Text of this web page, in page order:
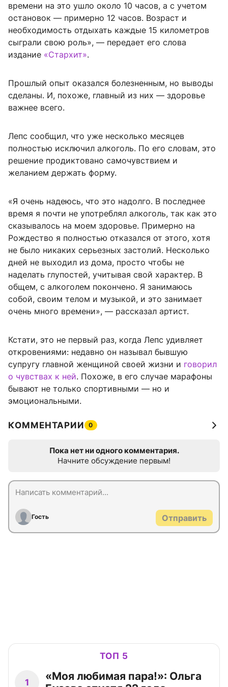
времени на это ушло около 10 часов, а с учетом
остановок — примерно 12 часов. Возраст и
необходимость отдыхать каждые 15 километров
сыграли свою роль», — передает его слова
издание «Стархит».
Прошлый опыт оказался болезненным, но выводы
сделаны. И, похоже, главный из них — здоровье
важнее всего.
Лепс сообщил, что уже несколько месяцев
полностью исключил алкоголь. По его словам, это
решение продиктовано самочувствием и
желанием держать форму.
«Я очень надеюсь, что это надолго. В последнее
время я почти не употреблял алкоголь, так как это
сказывалось на моем здоровье. Примерно на
Рождество я полностью отказался от этого, хотя
не было никаких серьезных застолий. Несколько
дней не выходил из дома, просто чтобы не
наделать глупостей, учитывая свой характер. В
общем, с алкоголем покончено. Я занимаюсь
собой, своим телом и музыкой, и это занимает
очень много времени», — рассказал артист.
Кстати, это не первый раз, когда Лепс удивляет
откровениями: недавно он называл бывшую
супругу главной женщиной своей жизни и говорил
о чувствах к ней. Похоже, в его случае марафоны
бывают не только спортивными — но и
эмоциональными.
КОММЕНТАРИИ 0
Пока нет ни одного комментария.
Начните обсуждение первым!
Гость Отправить
ТОП 5
1
«Моя любимая пара!»: Ольга